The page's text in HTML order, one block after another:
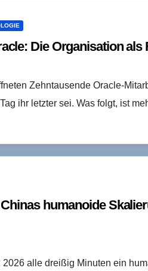
Die Organisation
Zehntausende Oracle-
ihr letzter sei. Was folgt, ist
humanoide
2026 alle dreißig Minuten ein